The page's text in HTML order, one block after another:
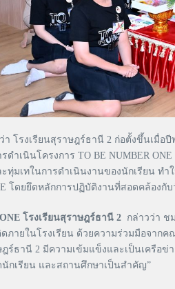
า โรงเรียนสุราษฎร์ธานี 2 ก่อตั้งขึ้นเมื่อ
ำเนินโครงการ TO BE NUMBER
มเทในการดำเนินงานของนักเรียน ท
โดยยึดหลักการปฏิบัติงานที่สอดคล้อ
โรงเรียนสุราษฎร์ธานี 2 กล่าวว่า ช
ายในโรงเรียน ด้วยความร่วมมือจาก
ฎร์ธานี 2 มีความเข้มแข็งและเป็นเครื
กเรียน และสถานศึกษาเป็นสำคัญ”